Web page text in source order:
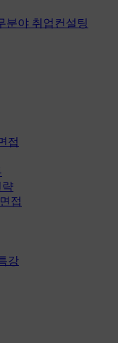
분야 취업컨설팅
접
략
접
강